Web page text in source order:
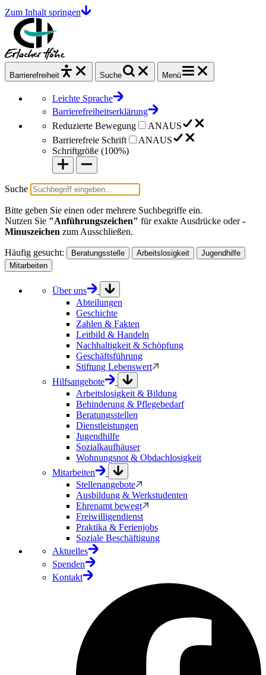
Zum Inhalt springen
Barrierefrei heit Suche Menü
Leichte Sprache
Barrierefreiheitserklärung
Reduzierte Bewegung
ANAUS
Barrierefreie Schrift
ANAUS
Schriftgröße (100%)
Suche
Bitte geben Sie einen oder mehrere Suchbegriffe ein.
Nutzen Sie "Anführungszeichen" für exakte Ausdrücke oder-
Minuszeichen zum Ausschließen.
Häufig gesucht: Beratungsstelle Arbeitslosigkeit
Jugendhilfe
Mitarbeiten
Über uns
Abteilungen
Geschichte
Zahlen & Fakten
Leitbild & Handeln
Nachhaltigkeit & Schöpfung
Geschäftsführung
Stiftung Lebenswert
Hilfsangebote
Arbeitslosigkeit & Bildung
Behinderung & Pflegebedarf
Beratungsstellen
Dienstleistungen
Jugendhilfe
Sozialkaufhäuser
Wohnungsnot & Obdachlosigkeit
Mitarbeiten
Stellenangebote
Ausbildung & Werkstudenten
Ehrenamt bewegt
Freiwilligendienst
Praktika & Ferienjobs
Soziale Beschäftigung
Aktuelles
Spenden
Kontakt